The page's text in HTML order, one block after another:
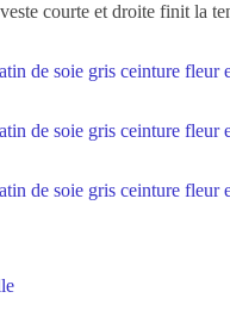
courte et droite finit la